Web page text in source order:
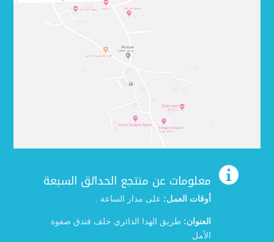
 معلومات عن منتجع الحدائق السبعة
أوقات العمل: على مدار الساعة .
العنوان: طريق الهدا الدائري خلف فندق صفوة
الأمل